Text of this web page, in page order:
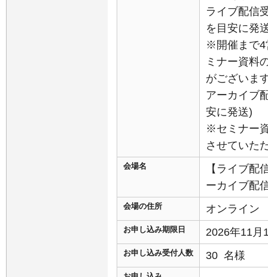
ライブ配信
を目安に発
※開催まで4
ミナー資料
がございま
アーカイブ
安に発送)
※セミナー
させていた
会場名
【ライブ配
ーカイブ配
会場の住所 オンライン
お申し込み期限日 2026年11月
お申し込み受付人数 30 名様